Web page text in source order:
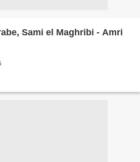
Sami el Maghribi - Amri